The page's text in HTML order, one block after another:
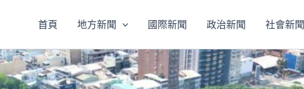
首頁 地方新聞 國際新聞 政治新聞 社會新聞